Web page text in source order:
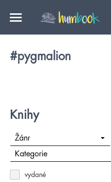
#pygmalion
Knihy
Žánr
Kategorie
vydané